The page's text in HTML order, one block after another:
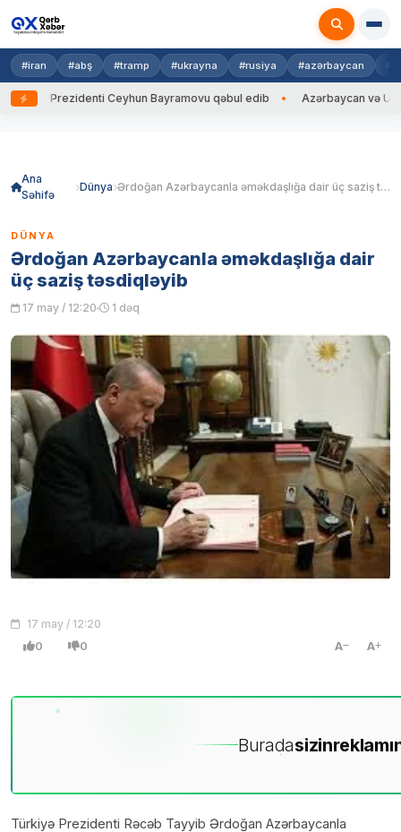
#iran #abş #tramp #ukrayna #rusiya #azərbaycan
Prezidenti Ceyhun Bayramovu qəbul edib Azərbaycan və
Ana
Səhifə
Dünya Ərdoğan Azərbaycanla əməkdaşlığa dair üç saziş təsdiqləyib
DÜNYA
Ərdoğan Azərbaycanla əməkdaşlığa dair
üç saziş təsdiqləyib
17 may / 12:20 1 dəq
17 may / 12:20
0 0 A A
Buradasizin
Türkiyə Prezidenti Rəcəb Tayyib Ərdoğan Azərbaycanla